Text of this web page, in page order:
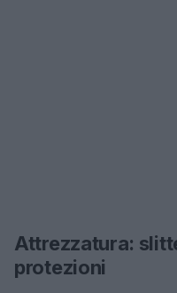
Attrezzatura:
protezioni